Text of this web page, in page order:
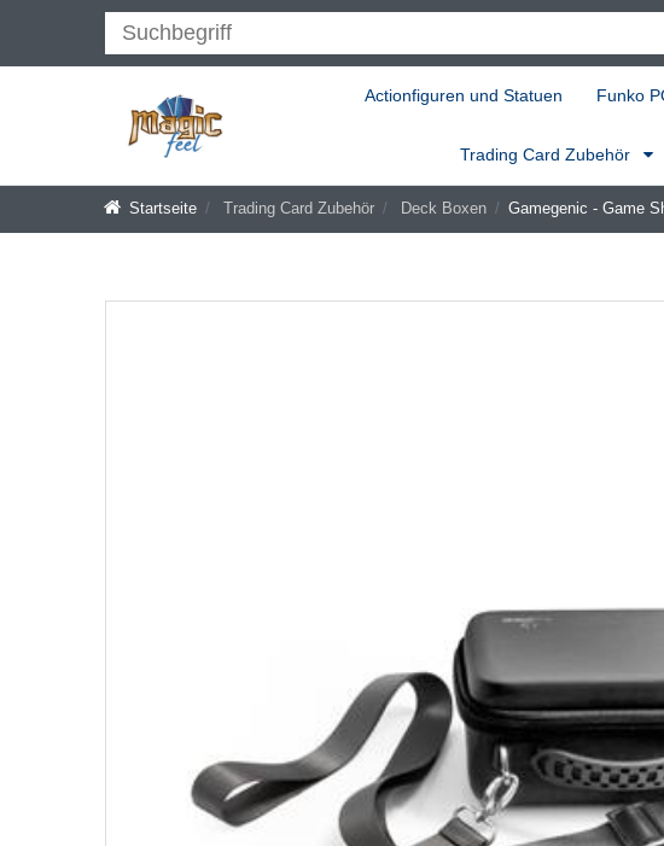
Actionfiguren und Statuen Funko
Trading Card Zubehör
Startseite Trading Card Zubehör Deck Boxen Gamegenic - Game